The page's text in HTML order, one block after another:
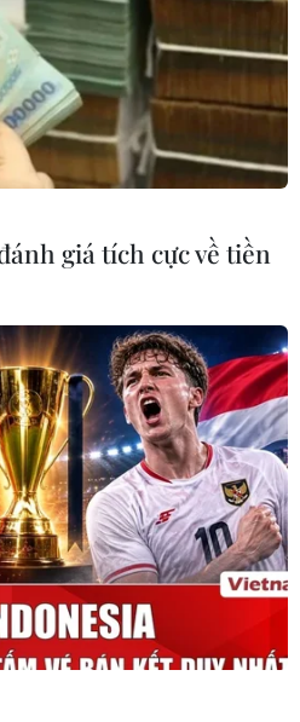
người vượt biên
khẳng định những nhóm
vượt biên trái phép từ
Manche.
giá tích cực về tiền